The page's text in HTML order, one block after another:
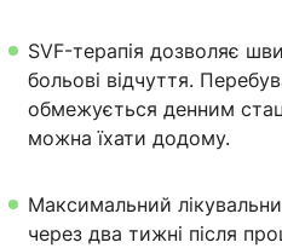
SVF-терапія дозволяє
больові відчуття.
обмежується денним
можна їхати додому.
Максимальний
через два тижні після